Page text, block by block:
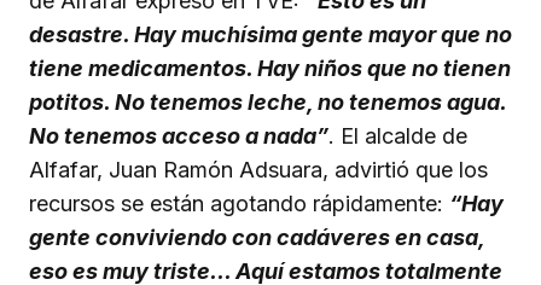
desastre. Hay muchísima gente mayor que no
tiene medicamentos. Hay niños que no tienen
potitos. No tenemos leche, no tenemos agua.
No tenemos acceso a nada”. El alcalde de
Alfafar, Juan Ramón Adsuara, advirtió que los
recursos se están agotando rápidamente: “Hay
gente conviviendo con cadáveres en casa,
eso es muy triste… Aquí estamos totalmente